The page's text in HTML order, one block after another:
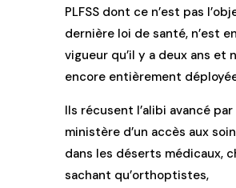
PLFSS dont ce n’est pas
dernière loi de santé, n’est
vigueur qu’il y a deux ans et
encore entièrement
Ils récusent l’alibi avancé par
ministère d’un accès aux
dans les déserts médicaux,
sachant qu’orthoptistes,